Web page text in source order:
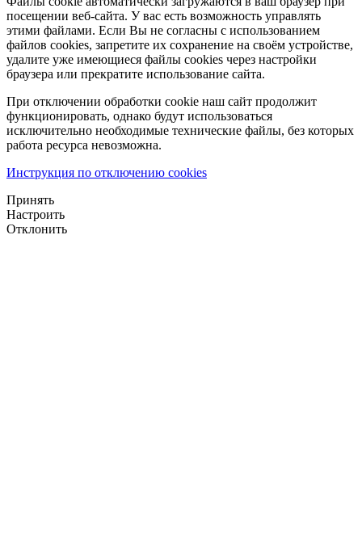
посещении веб-сайта. У вас есть возможность управлять
этими файлами. Если Вы не согласны с использованием
файлов cookies, запретите их сохранение на своём устройстве,
удалите уже имеющиеся файлы cookies через настройки
браузера или прекратите использование сайта.
При отключении обработки cookie наш сайт продолжит
функционировать, однако будут использоваться
исключительно необходимые технические файлы, без которых
работа ресурса невозможна.
Инструкция по отключению cookies
Принять
Настроить
Отклонить